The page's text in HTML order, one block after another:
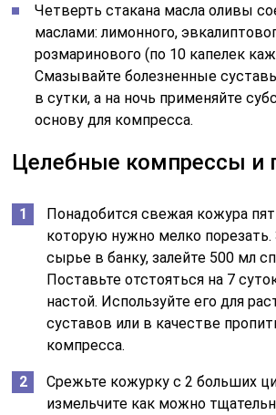
Четверть стакана масла оливы
маслами: лимонного,
розмаринового (по 10 капелек
Смазывайте болезненные
в сутки, а на ночь применяйте
основу для компресса.
Целебные компрессы и
Понадобится свежая кожура
которую нужно мелко
сырье в банку, залейте 500 мл
Поставьте отстояться на 7
настой. Используйте его для
суставов или в качестве
компресса.
Срежьте кожурку с 2 больших
измельчите как можно